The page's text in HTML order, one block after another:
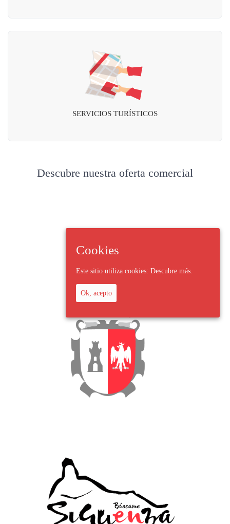
SERVICIOS TURÍSTICOS
Descubre nuestra oferta comercial
Cookies
Este sitio utiliza cookies: Descubre más.
Ok, acepto